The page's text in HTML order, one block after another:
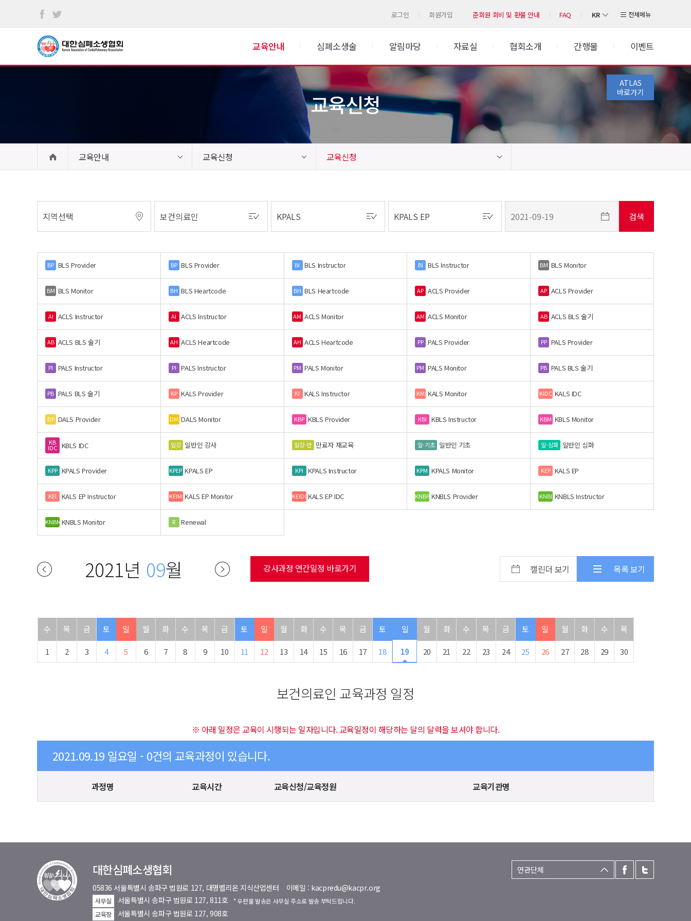
로그인 회원가입 준회원 회비 및 환불 안내 FAQ KR 전체메뉴
교육안내 심폐소생술 알림마당 자료실 협회소개 간행물 이벤트
ATLAS
바로가기
교육신청
교육안내 교육신청 교육신청
BP BLS Provider BP BLS Provider BI BLS Instructor BI BLS Instructor BM BLS Monitor
BM BLS Monitor BH BLS Heartcode BH BLS Heartcode AP ACLS Provider AP ACLS Provider
AI ACLS Instructor AI ACLS Instructor AM ACLS Monitor AM ACLS Monitor AB ACLS BLS 술기
AB ACLS BLS 술기 AH ACLS Heartcode AH ACLS Heartcode PP PALS Provider PP PALS Provider
PI PALS Instructor PI PALS Instructor PM PALS Monitor PM PALS Monitor PB PALS BLS 술기
PB PALS BLS 술기 KP KALS Provider KI KALS Instructor KM KALS Monitor KIDC KALS IDC
DP DALS Provider DM DALS Monitor KBP KBLS Provider KBI KBLS Instructor KBM KBLS Monitor
KB
IDC KBLS IDC 일강 일반인 강사 일강-만 만료자 재교육 일-기초 일반인 기초 일-심화 일반인 심화
KPP KPALS Provider KPEP KPALS EP KPI KPALS Instructor KPM KPALS Monitor KEP KALS EP
KEI KALS EP Instructor KEIM KALS EP Monitor KEIDCKALS EP IDC KNBP KNBLS Provider KNBI KNBLS Instructor
KNBM KNBLS Monitor R Renewal
2021년 09월 강사과정 연간일정 바로가기 캘린더 보기 목록 보기
수 목 금 토 일 월 화 수 목 금 토 일 월 화 수 목 금 토 일 월 화 수 목 금 토 일 월 화 수 목
1 2 3 4 5 6 7 8 9 10 11 12 13 14 15 16 17 18 19 20 21 22 23 24 25 26 27 28 29 30
보건의료인 교육과정 일정
※ 아래 일정은 교육이 시행되는 일자입니다. 교육일정이 해당하는 달의 달력을 보셔야 합니다.
2021.09.19 일요일 - 0건의 교육과정이 있습니다.
과정명 교육시간 교육신청/교육정원 교육기관명
대한심폐소생협회
05836 서울특별시 송파구 법원로 127, 대명벨리온 지식산업센터 이메일 : kacpredu@kacpr.org
사무실 서울특별시 송파구 법원로 127, 811호
* 우편물 발송은 사무실 주소로 발송 부탁드립니다.
교육장
서울특별시 송파구 법원로 127, 908호